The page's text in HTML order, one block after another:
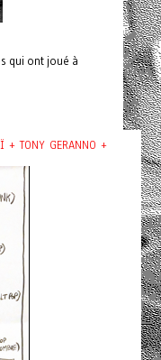
qui ont joué à
+ TONY GERANNO +